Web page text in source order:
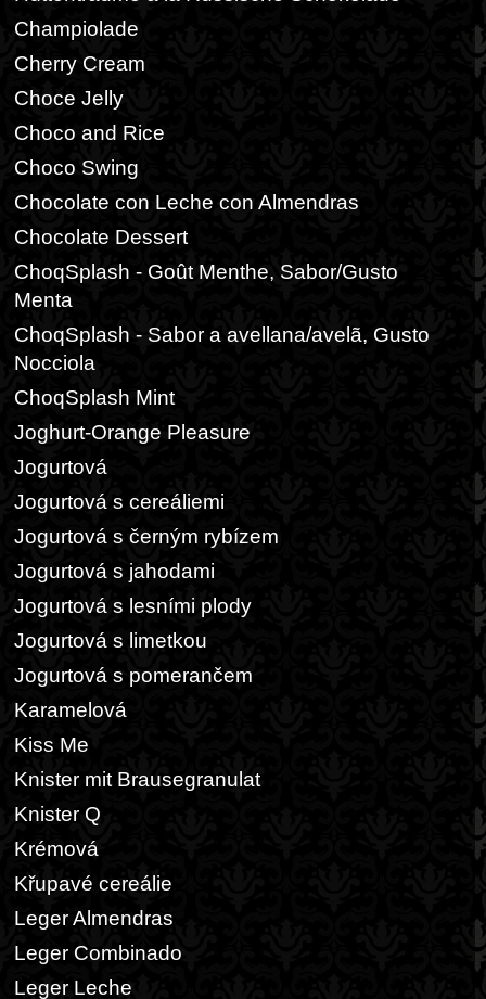
Champiolade
Cherry Cream
Choce Jelly
Choco and Rice
Choco Swing
Chocolate con Leche con Almendras
Chocolate Dessert
ChoqSplash - Goût Menthe, Sabor/Gusto
Menta
ChoqSplash - Sabor a avellana/avelã, Gusto
Nocciola
ChoqSplash Mint
Joghurt-Orange Pleasure
Jogurtová
Jogurtová s cereáliemi
Jogurtová s černým rybízem
Jogurtová s jahodami
Jogurtová s lesními plody
Jogurtová s limetkou
Jogurtová s pomerančem
Karamelová
Kiss Me
Knister mit Brausegranulat
Knister Q
Krémová
Křupavé cereálie
Leger Almendras
Leger Combinado
Leger Leche